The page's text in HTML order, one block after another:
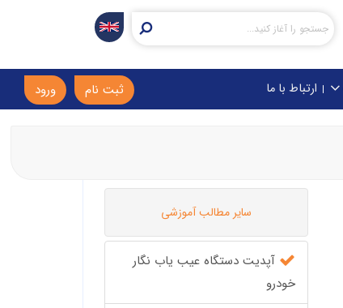
ورود ثبت نام ارتباط با ما
سایر مطالب آموزشی
آپدیت دستگاه عیب یاب نگار
خودرو